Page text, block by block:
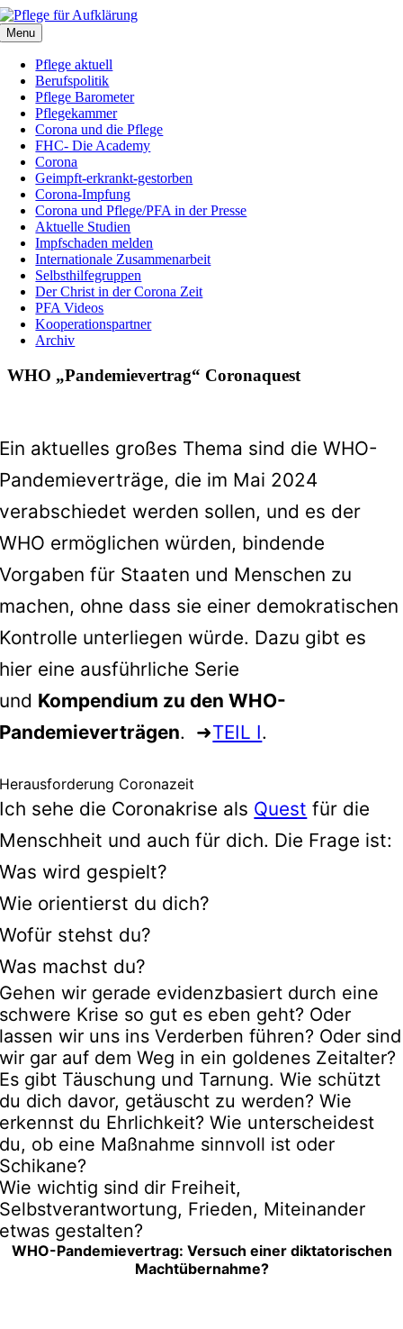
Zum
Inhalt
springen
Menu
Pflege aktuell
Berufspolitik
Pflege Barometer
Pflegekammer
Corona und die Pflege
FHC- Die Academy
Corona
Geimpft-erkrankt-gestorben
Corona-Impfung
Corona und Pflege/PFA in der Presse
Aktuelle Studien
Impfschaden melden
Internationale Zusammenarbeit
Selbsthilfegruppen
Der Christ in der Corona Zeit
PFA Videos
Kooperationspartner
Archiv
WHO „Pandemievertrag“ Coronaquest
Ein aktuelles großes Thema sind die WHO-
Pandemieverträge, die im Mai 2024
verabschiedet werden sollen, und es der
WHO ermöglichen würden, bindende
Vorgaben für Staaten und Menschen zu
machen, ohne dass sie einer demokratischen
Kontrolle unterliegen würde. Dazu gibt es
hier eine ausführliche Serie
und Kompendium zu den WHO-
Pandemieverträgen. ➜TEIL I.
Herausforderung Coronazeit
Ich sehe die Coronakrise als Quest für die
Menschheit und auch für dich. Die Frage ist:
Was wird gespielt?
Wie orientierst du dich?
Wofür stehst du?
Was machst du?
Gehen wir gerade evidenzbasiert durch eine
schwere Krise so gut es eben geht? Oder
lassen wir uns ins Verderben führen? Oder sind
wir gar auf dem Weg in ein goldenes Zeitalter?
Es gibt Täuschung und Tarnung. Wie schützt
du dich davor, getäuscht zu werden? Wie
erkennst du Ehrlichkeit? Wie unterscheidest
du, ob eine Maßnahme sinnvoll ist oder
Schikane?
Wie wichtig sind dir Freiheit,
Selbstverantwortung, Frieden, Miteinander
etwas gestalten?
WHO-Pandemievertrag: Versuch einer diktatorischen
Machtübernahme?